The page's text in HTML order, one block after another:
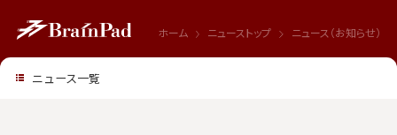
ホーム ニューストップ ニュース（お知らせ）
ニュース一覧